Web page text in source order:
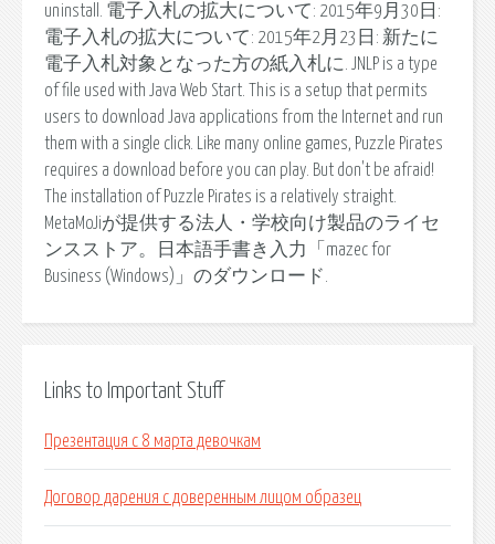
uninstall. 電子入札の拡大について: 2015年9月30日:
電子入札の拡大について: 2015年2月23日: 新たに
電子入札対象となった方の紙入札に. JNLP is a type
of file used with Java Web Start. This is a setup that permits
users to download Java applications from the Internet and run
them with a single click. Like many online games, Puzzle Pirates
requires a download before you can play. But don't be afraid!
The installation of Puzzle Pirates is a relatively straight.
MetaMoJiが提供する法人・学校向け製品のライセ
ンスストア。日本語手書き入力「mazec for
Business (Windows)」のダウンロード.
Links to Important Stuff
Презентация с 8 марта девочкам
Договор дарения с доверенным лицом образец